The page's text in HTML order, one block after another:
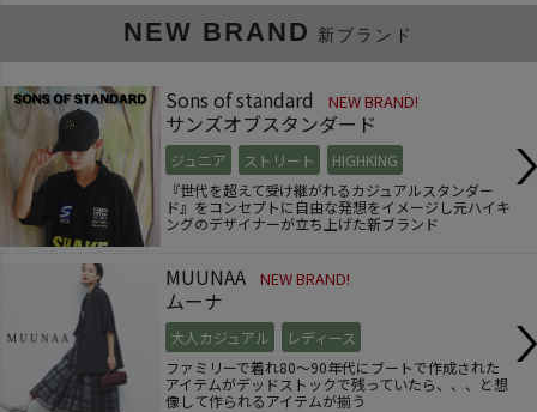
NEW BRAND 新ブランド
Sons of standard NEW BRAND!
サンズオブスタンダード
ジュニア ストリート
HIGHKING
『世代を超えて受け継がれるカジュアルスタンダー
ド』をコンセプトに自由な発想をイメージし元ハイキ
ングのデザイナーが立ち上げた新ブランド
MUUNAA NEW BRAND!
ムーナ
大人カジュアル
レディース
ファミリーで着れ80～90年代にブートで作成された
アイテムがデッドストックで残っていたら、、、と想
像して作られるアイテムが揃う